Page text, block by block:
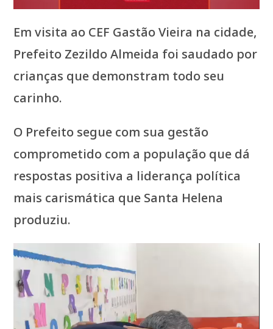
Em visita ao CEF Gastão Vieira na cidade,
Prefeito Zezildo Almeida foi saudado por
crianças que demonstram todo seu
carinho.
O Prefeito segue com sua gestão
comprometido com a população que dá
respostas positiva a liderança política
mais carismática que Santa Helena
produziu.
Tocador
de
vídeo